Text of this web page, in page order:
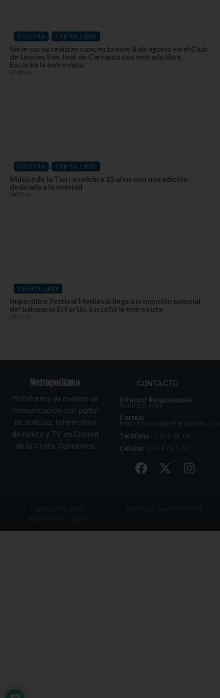
CULTURA , TIEMPO LIBRE
Siete coros realizan concierto este 8 de agosto en el Club
de Leones San José de Carrasco con entrada libre.
Escuchá la entrevista
07/08/26
CULTURA , TIEMPO LIBRE
Música de la Tierra celebra 15 años con una edición
dedicada a la amistad
28/07/26
TIEMPO LIBRE
Imperdible Festival Medieval llega a la mansión colonial
del balneario El Fortín. Escuchá la entrevista
03/07/26
Plataforma de medios de
comunicación con portal
de noticias, Informativo
de radios y TV en Ciudad
de la Costa, Canelones
CONTACTO
Director Responsable:
Mauricio Riva
Correo:
mauricio.riva@metropolitano.uy
Teléfono: 2 698 78 66
Celular: 091 673 129